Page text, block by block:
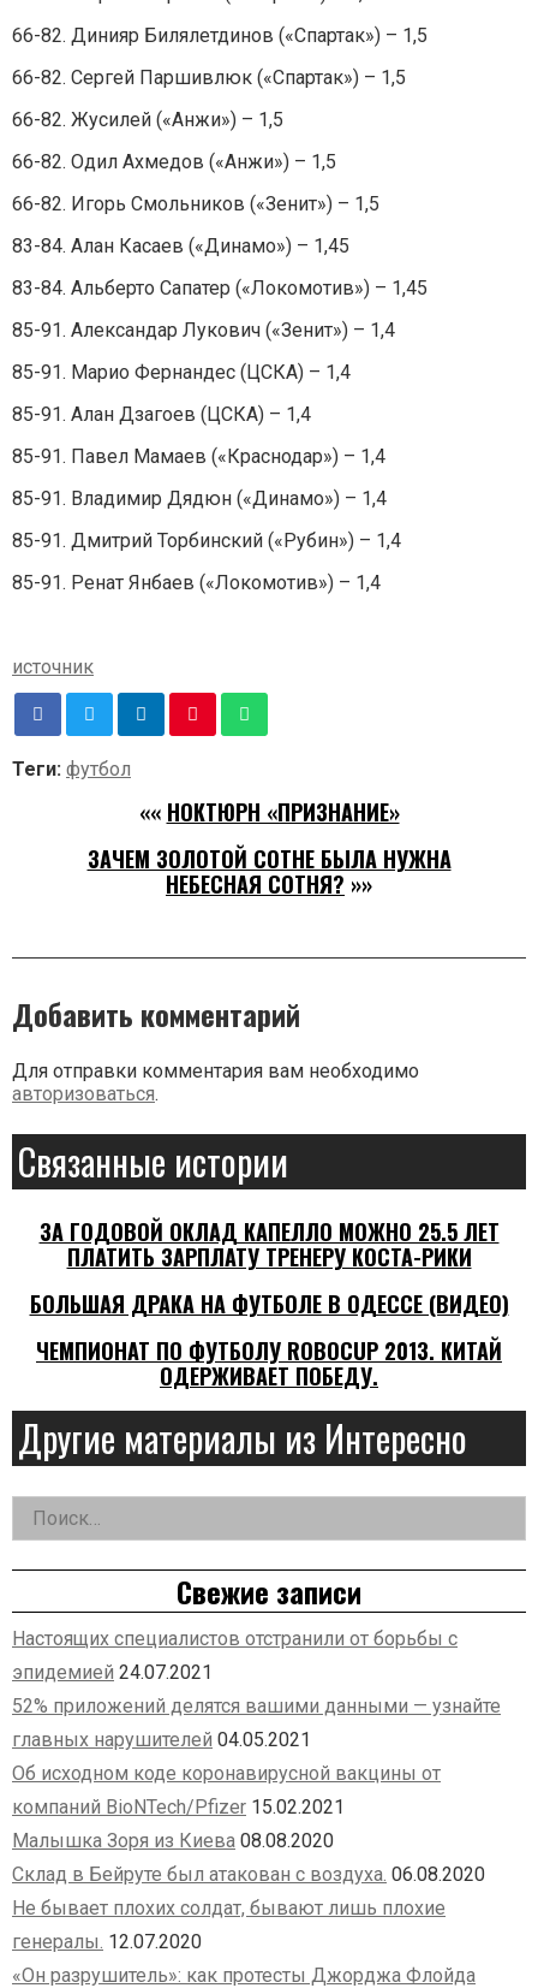
66-82. Динияр Билялетдинов («Спартак») – 1,5
66-82. Сергей Паршивлюк («Спартак») – 1,5
66-82. Жусилей («Анжи») – 1,5
66-82. Одил Ахмедов («Анжи») – 1,5
66-82. Игорь Смольников («Зенит») – 1,5
83-84. Алан Касаев («Динамо») – 1,45
83-84. Альберто Сапатер («Локомотив») – 1,45
85-91. Александар Лукович («Зенит») – 1,4
85-91. Марио Фернандес (ЦСКА) – 1,4
85-91. Алан Дзагоев (ЦСКА) – 1,4
85-91. Павел Мамаев («Краснодар») – 1,4
85-91. Владимир Дядюн («Динамо») – 1,4
85-91. Дмитрий Торбинский («Рубин») – 1,4
85-91. Ренат Янбаев («Локомотив») – 1,4
источник
Теги: футбол
«« НОКТЮРН «ПРИЗНАНИЕ»
ЗАЧЕМ ЗОЛОТОЙ СОТНЕ БЫЛА НУЖНА
НЕБЕСНАЯ СОТНЯ? »»
Добавить комментарий
Для отправки комментария вам необходимо
авторизоваться.
Связанные истории
ЗА ГОДОВОЙ ОКЛАД КАПЕЛЛО МОЖНО 25.5 ЛЕТ
ПЛАТИТЬ ЗАРПЛАТУ ТРЕНЕРУ КОСТА-РИКИ
БОЛЬШАЯ ДРАКА НА ФУТБОЛЕ В ОДЕССЕ (ВИДЕО)
ЧЕМПИОНАТ ПО ФУТБОЛУ ROBOCUP 2013. КИТАЙ
ОДЕРЖИВАЕТ ПОБЕДУ.
Другие материалы из Интересно
Дополнительная
Найти:
Свежие записи
Настоящих специалистов отстранили от борьбы с
эпидемией 24.07.2021
52% приложений делятся вашими данными — узнайте
главных нарушителей 04.05.2021
Об исходном коде коронавирусной вакцины от
компаний BioNTech/Pfizer 15.02.2021
Малышка Зоря из Киева 08.08.2020
Склад в Бейруте был атакован с воздуха. 06.08.2020
Не бывает плохих солдат, бывают лишь плохие
генералы. 12.07.2020
«Он разрушитель»: как протесты Джорджа Флойда